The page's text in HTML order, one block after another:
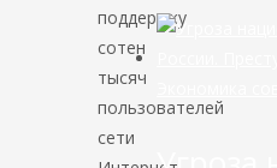
поддержку
сотен
тысяч
пользователей
сети